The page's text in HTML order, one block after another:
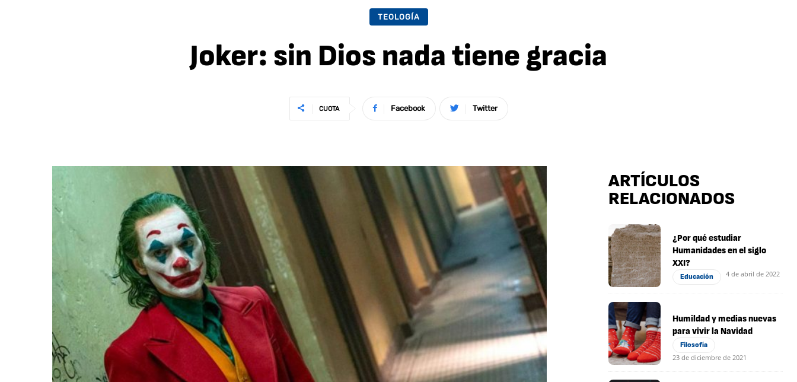
TEOLOGÍA
Joker: sin Dios nada tiene gracia
CUOTA Facebook Twitter
ARTÍCULOS
RELACIONADOS
¿Por qué estudiar
Humanidades en el siglo
XXI?
Educación 4 de abril de 2022
Humildad y medias nuevas
para vivir la Navidad
Filosofía
23 de diciembre de 2021